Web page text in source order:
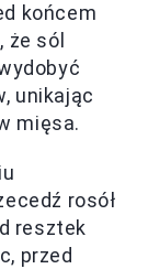
końcem
że sól
unikając
mięsa.
rosół
resztek
przed